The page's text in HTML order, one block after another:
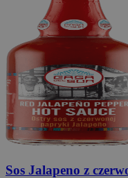
Sos Jalapeno z